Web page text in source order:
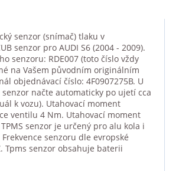
senzor (snímač) tlaku v
senzor pro AUDI S6 (2004 - 2009).
senzoru: RDE007 (toto číslo vždy
na Vašem původním originálním
objednávací číslo: 4F0907275B. U
senzor načte automaticky po ujetí cca
k vozu). Utahovací moment
ventilu 4 Nm. Utahovací moment
senzor je určený pro alu kola i
senzoru dle evropské
Tpms senzor obsahuje baterii